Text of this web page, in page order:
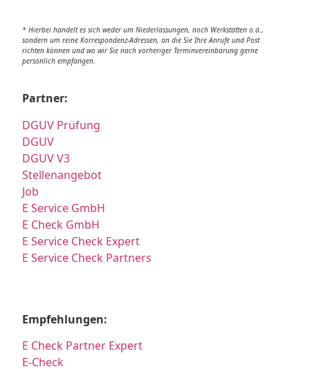
* Hierbei handelt es sich weder um Niederlassungen, noch Werkstätten o.ä.,
sondern um reine Korrespondenz-Adressen, an die Sie Ihre Anrufe und Post
richten können und wo wir Sie nach vorheriger Terminvereinbarung gerne
persönlich empfangen.
Partner:
DGUV Prüfung
DGUV
DGUV V3
Stellenangebot
Job
E Service GmbH
E Check GmbH
E Service Check Expert
E Service Check Partners
Empfehlungen:
E Check Partner Expert
E-Check